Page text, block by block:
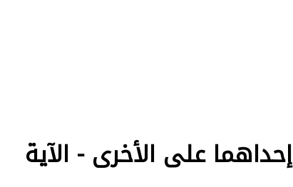
على الأخرى - الآية